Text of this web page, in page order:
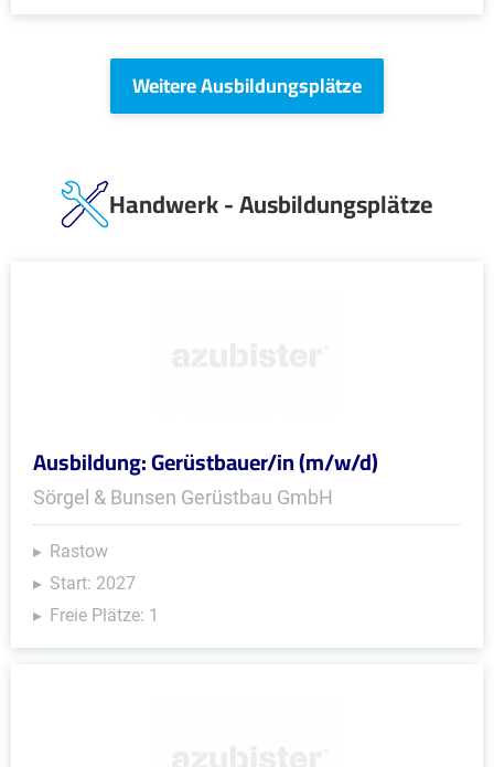
Weitere Ausbildungsplätze
Handwerk - Ausbildungsplätze
Ausbildung: Gerüstbauer/in (m/w/d)
Sörgel & Bunsen Gerüstbau GmbH
Rastow
Start: 2027
Freie Plätze: 1